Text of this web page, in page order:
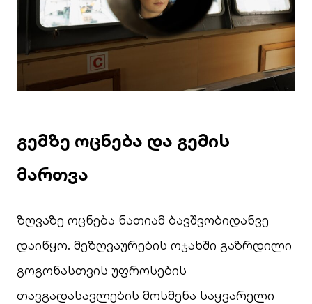
გემზე ოცნება და გემის
მართვა
ზღვაზე ოცნება ნათიამ ბავშვობიდანვე
დაიწყო. მეზღვაურების ოჯახში გაზრდილი
გოგონასთვის უფროსების
თავგადასავლების მოსმენა საყვარელი